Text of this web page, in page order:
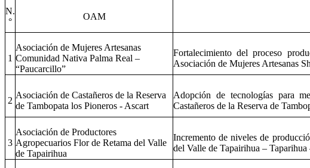
N.
°
OAM
1
Asociación de Mujeres Artesanas
Comunidad Nativa Palma Real –
“Paucarcillo”
Fortalecimiento del proceso
Asociación de Mujeres Artesanas
2
Asociación de Castañeros de la Reserva
de Tambopata los Pioneros - Ascart
Adopción de tecnologías para
Castañeros de la Reserva de
3
Asociación de Productores
Agropecuarios Flor de Retama del Valle
de Tapairihua
Incremento de niveles de
del Valle de Tapairihua –